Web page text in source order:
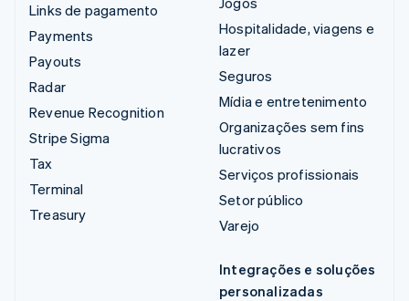
Links de pagamento
Payments
Payouts
Radar
Revenue Recognition
Stripe Sigma
Tax
Terminal
Treasury
Hospitalidade, viagens e
lazer
Seguros
Mídia e entretenimento
Organizações sem fins
lucrativos
Serviços profissionais
Setor público
Varejo
Integrações e soluções
personalizadas